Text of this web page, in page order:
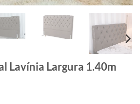
Lavínia Largura 1.40m